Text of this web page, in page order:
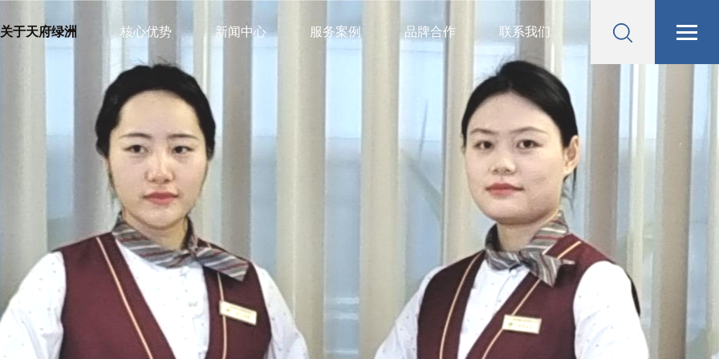
关于天府绿洲 核心优势 新闻中心 服务案例 品牌合作 联系我们